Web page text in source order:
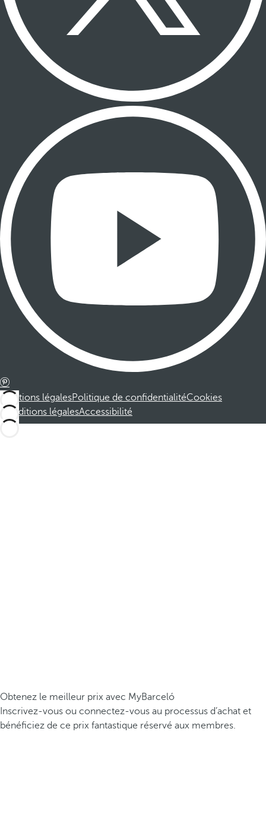
Mentions légalesPolitique de confidentialitéCookies
Conditions légalesAccessibilité
Obtenez le meilleur prix avec MyBarceló
Inscrivez-vous ou connectez-vous au processus d’achat et
bénéficiez de ce prix fantastique réservé aux membres.